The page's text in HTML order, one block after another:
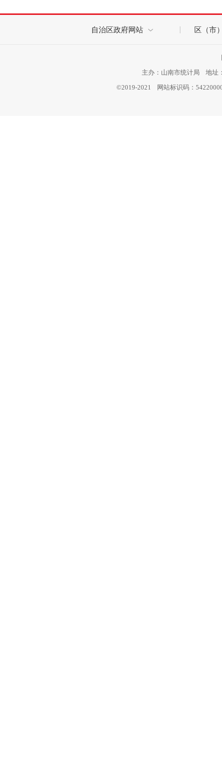
自治区政府网站 区（市
主办：山南市统计局 地址
©2019-2021 网站标识码：